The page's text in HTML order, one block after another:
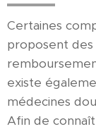
Certaines
proposent des
existe
médecines
Afin de